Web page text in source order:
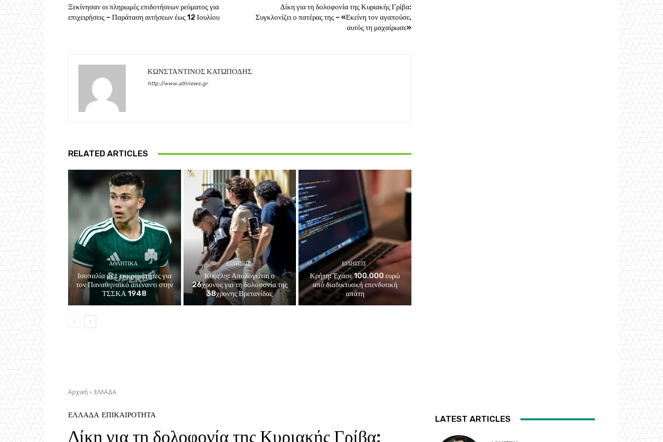
Ξεκίνησαν οι πληρωμές επιδοτήσεων ρεύματος για
επιχειρήσεις – Παράταση αιτήσεων έως 12 Ιουλίου
Δίκη για τη δολοφονία της Κυριακής Γρίβα:
Συγκλονίζει ο πατέρας της – «Εκείνη τον αγαπούσε,
αυτός τη μαχαίρωσε»
ΚΩΝΣΤΑΝΤΙΝΟΣ ΚΑΤΩΠΟΔΗΣ
http://www.athnews.gr
RELATED ARTICLES
ΑΘΛΗΤΙΚΑ
Ισοπαλία με… εκκρεμότητες για
τον Παναθηναϊκό απέναντι στην
ΤΣΣΚΑ 1948
ΕΙΔΗΣΕΙΣ
Κυψέλη: Απολογείται ο
26χρονος για τη δολοφονία της
38χρονης Βρετανίδας
ΕΙΔΗΣΕΙΣ
Κρήτη: Έχασε 100.000 ευρώ
από διαδικτυακή επενδυτική
απάτη